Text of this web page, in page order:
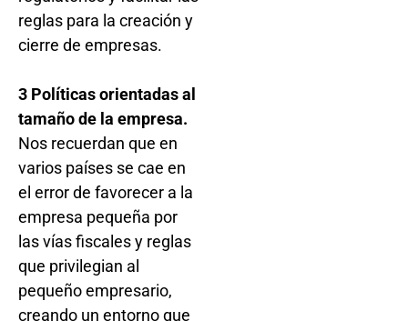
reglas para la creación y
cierre de empresas.
3 Políticas orientadas al
tamaño de la empresa.
Nos recuerdan que en
varios países se cae en
el error de favorecer a la
empresa pequeña por
las vías fiscales y reglas
que privilegian al
pequeño empresario,
creando un entorno que